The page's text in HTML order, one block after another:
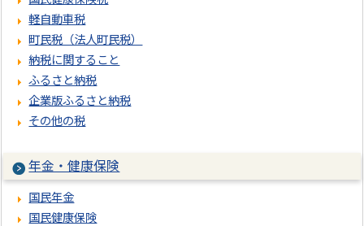
軽自動車税
町民税（法人町民税）
納税に関すること
ふるさと納税
企業版ふるさと納税
その他の税
年金・健康保険
国民年金
国民健康保険